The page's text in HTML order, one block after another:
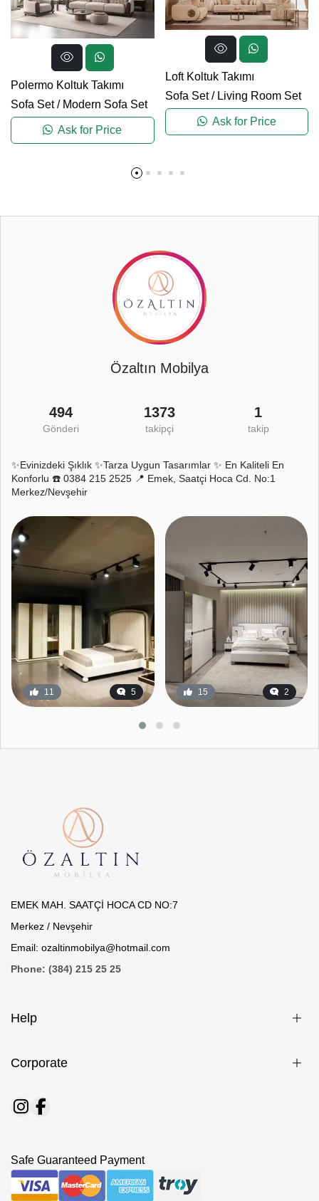
Polermo Koltuk Takımı
Sofa Set/ Modern Sofa Set
Ask for Price
Loft Koltuk Takımı
Sofa Set/ Living Room Set
Ask for Price
Özaltın Mobilya
494
Gönderi
1373
takipçi
1
takip
✨Evinizdeki Şıklık ✨Tarza Uygun Tasarımlar ✨ En Kaliteli En
Konforlu ☎️ 0384 215 2525 📍 Emek, Saatçi Hoca Cd. No:1
Merkez/Nevşehir
11 5 15 2
EMEK MAH. SAATÇİ HOCA CD NO:7
Merkez / Nevşehir
Email: ozaltinmobilya@hotmail.com
Phone: (384) 215 25 25
Help
Corporate
Safe Guaranteed Payment